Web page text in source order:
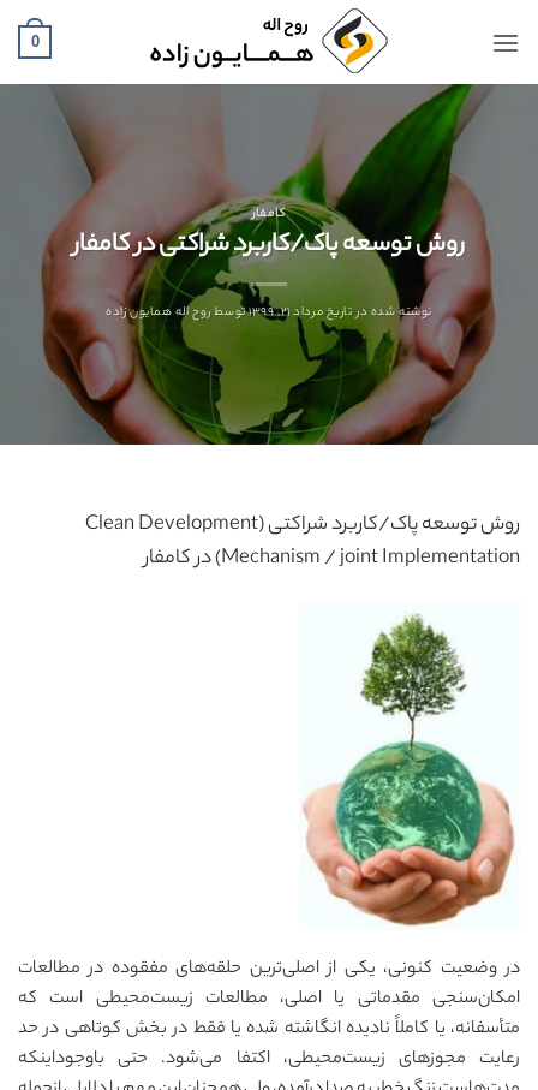
0
کامفار
روش توسعه پاک/کاربرد شراکتی در کامفار
نوشته شده در تاریخمرداد ۲۱, ۱۳۹۹ توسطروح اله همایون زاده
روش توسعه پاک/کاربرد شراکتی (Clean Development
Mechanism / joint Implementation) در کامفار
در وضعیت کنونی، یکی از اصلی‌ترین حلقه‌های مفقوده در مطالعات
امکان‌سنجی مقدماتی یا اصلی، مطالعات زیست‌محیطی است که
متأسفانه، یا کاملاً نادیده انگاشته شده یا فقط در بخش کوتاهی در حد
رعایت مجوزهای زیست‌محیطی، اکتفا می‌شود. حتی باوجوداینکه